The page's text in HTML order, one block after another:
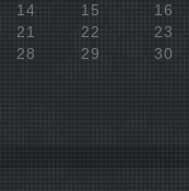
14 15
16
21 22
23
28 29
30